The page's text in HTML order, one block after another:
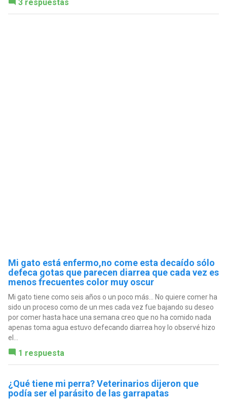
3 respuestas
Mi gato está enfermo,no come esta decaído sólo
defeca gotas que parecen diarrea que cada vez es
menos frecuentes color muy oscur
Mi gato tiene como seis años o un poco más... No quiere comer ha
sido un proceso como de un mes cada vez fue bajando su deseo
por comer hasta hace una semana creo que no ha comido nada
apenas toma agua estuvo defecando diarrea hoy lo observé hizo
el...
1 respuesta
¿Qué tiene mi perra? Veterinarios dijeron que
podía ser el parásito de las garrapatas